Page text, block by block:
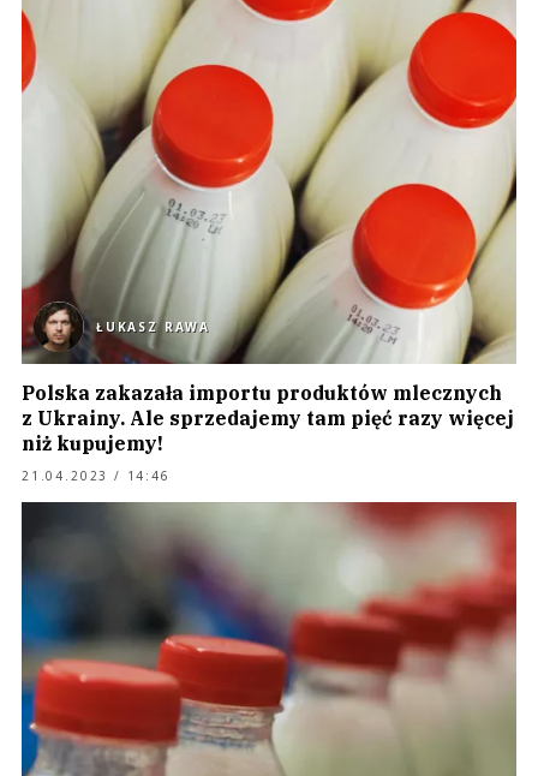
ŁUKASZ RAWA
Polska zakazała importu produktów mlecznych
z Ukrainy. Ale sprzedajemy tam pięć razy więcej
niż kupujemy!
21.04.2023 / 14:46